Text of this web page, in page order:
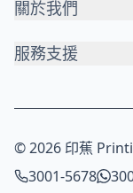
關於我們
服務支援
© 2026 印蕉
3001-5678